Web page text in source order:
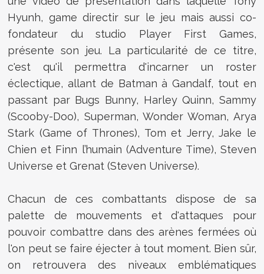
Hyunh, game directir sur le jeu mais aussi co-
fondateur du studio Player First Games,
présente son jeu. La particularité de ce titre,
c'est qu'il permettra d'incarner un roster
éclectique, allant de Batman à Gandalf, tout en
passant par Bugs Bunny, Harley Quinn, Sammy
(Scooby-Doo), Superman, Wonder Woman, Arya
Stark (Game of Thrones), Tom et Jerry, Jake le
Chien et Finn l’humain (Adventure Time), Steven
Universe et Grenat (Steven Universe).
Chacun de ces combattants dispose de sa
palette de mouvements et d'attaques pour
pouvoir combattre dans des arènes fermées où
l'on peut se faire éjecter à tout moment. Bien sûr,
on retrouvera des niveaux emblématiques